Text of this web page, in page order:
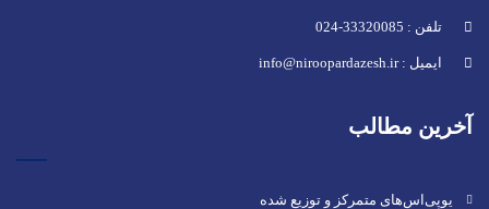
تلفن : 33320085-024
ایمیل : info@niroopardazesh.ir
آخرین مطالب
یوپی‌اس‌های متمرکز و توزیع شده